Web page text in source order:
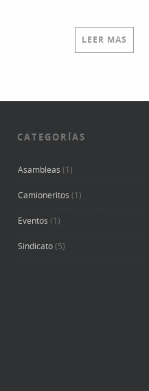
LEER MAS
CATEGORÍAS
Asambleas (1)
Camioneritos (1)
Eventos (1)
Sindicato(5)